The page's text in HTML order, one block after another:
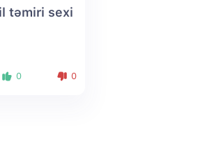
təmiri sexi
0 0